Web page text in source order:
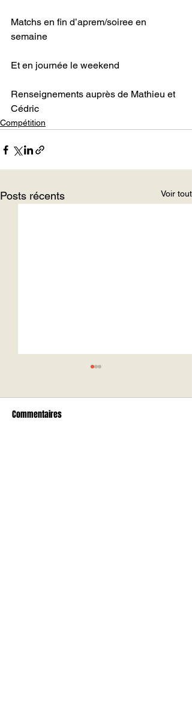
Matchs en fin d’aprem/soiree en
semaine
Et en journée le weekend
Renseignements auprès de Mathieu et
Cédric
Compétition
Posts récents Voir tout
Commentaires